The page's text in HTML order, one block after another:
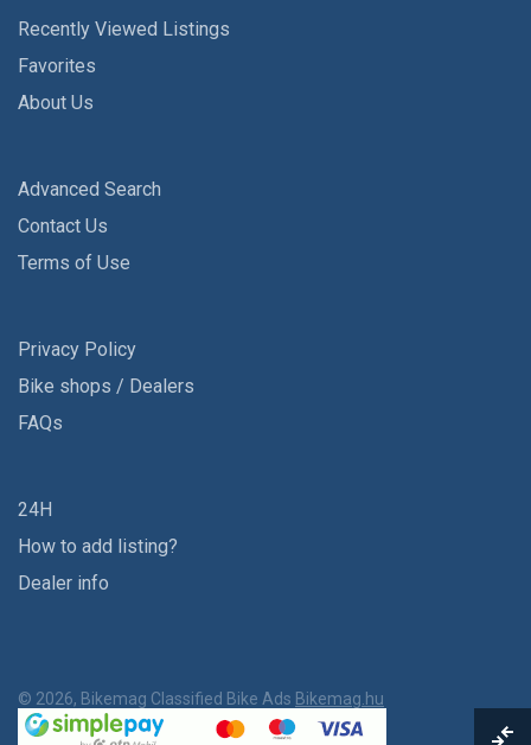
Recently Viewed Listings
Favorites
About Us
Advanced Search
Contact Us
Terms of Use
Privacy Policy
Bike shops / Dealers
FAQs
24H
How to add listing?
Dealer info
© 2026, Bikemag Classified Bike Ads Bikemag.hu